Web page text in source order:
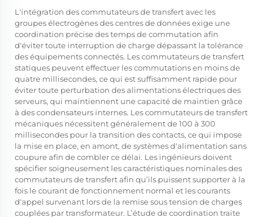
L'intégration des commutateurs de transfert avec les
groupes électrogènes des centres de données exige une
coordination précise des temps de commutation afin
d'éviter toute interruption de charge dépassant la tolérance
des équipements connectés. Les commutateurs de transfert
statiques peuvent effectuer les commutations en moins de
quatre millisecondes, ce qui est suffisamment rapide pour
éviter toute perturbation des alimentations électriques des
serveurs, qui maintiennent une capacité de maintien grâce
à des condensateurs internes. Les commutateurs de transfert
mécaniques nécessitent généralement de 100 à 300
millisecondes pour la transition des contacts, ce qui impose
la mise en place, en amont, de systèmes d'alimentation sans
coupure afin de combler ce délai. Les ingénieurs doivent
spécifier soigneusement les caractéristiques nominales des
commutateurs de transfert afin qu’ils puissent supporter à la
fois le courant de fonctionnement normal et les courants
d'appel survenant lors de la remise sous tension de charges
couplées par transformateur. L’étude de coordination traite